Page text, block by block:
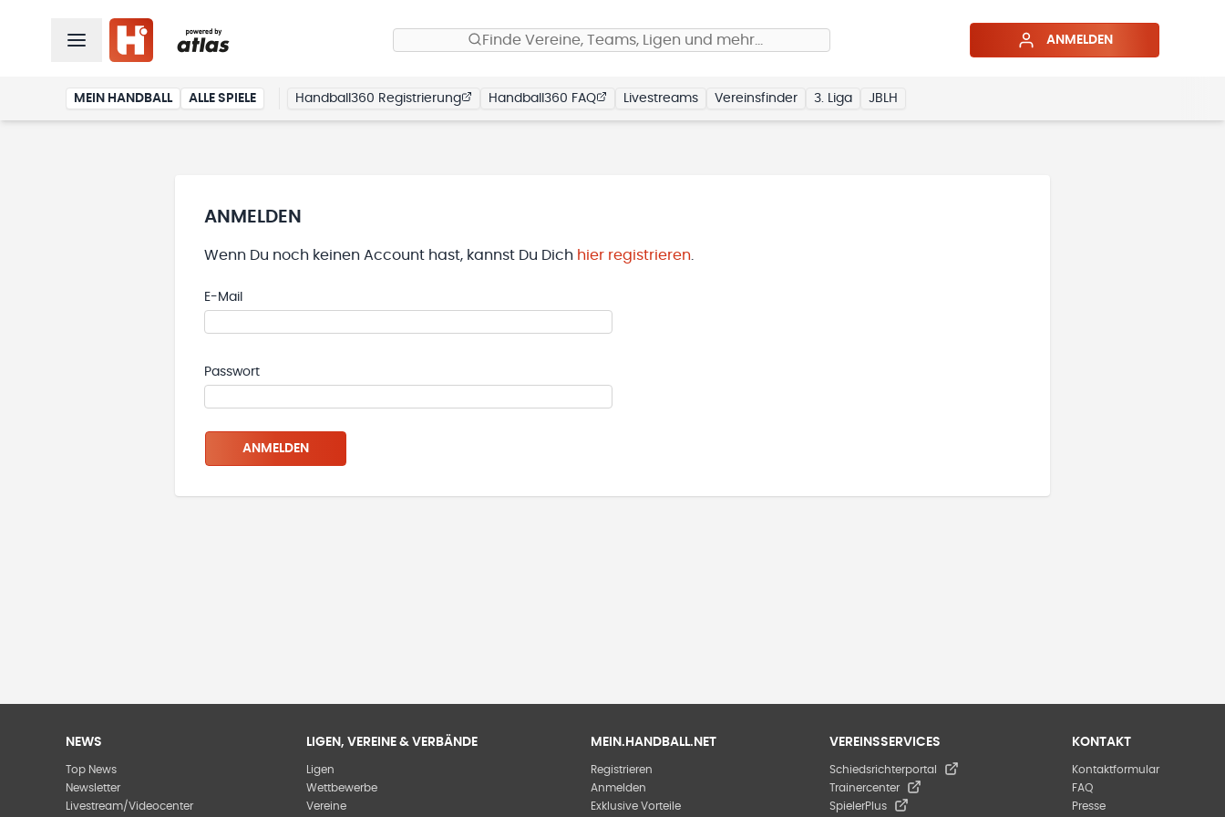
Finde Vereine, Teams, Ligen und mehr… ANMELDEN
MEIN HANDBALL ALLE SPIELE Handball360 Registrierung Handball360 FAQ Livestreams Vereinsfinder 3. Liga JBLH
ANMELDEN
Wenn Du noch keinen Account hast, kannst Du Dich hier registrieren
E-Mail
Passwort
ANMELDEN
NEWS
Top News
Newsletter
Livestream/Videocenter
LIGEN, VEREINE & VERBÄNDE
Ligen
Wettbewerbe
Vereine
MEIN.HANDBALL.NET
Registrieren
Anmelden
Exklusive Vorteile
VEREINSSERVICES
Schiedsrichterportal
Trainercenter
SpielerPlus
KONTAKT
Kontaktformular
FAQ
Presse